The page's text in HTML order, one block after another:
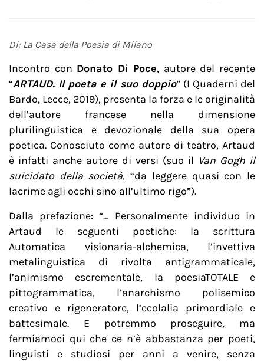
Di: La Casa della Poesia di Milano
Incontro con Donato Di Poce, autore del recente
“ARTAUD. Il poeta e il suo doppio” (I Quaderni del
Bardo, Lecce, 2019), presenta la forza e le originalità
dell’autore francese nella dimensione
plurilinguistica e devozionale della sua opera
poetica. Conosciuto come autore di teatro, Artaud
è infatti anche autore di versi (suo il Van Gogh il
suicidato della società, “da leggere quasi con le
lacrime agli occhi sino all’ultimo rigo”).
Dalla prefazione: “… Personalmente individuo in
Artaud le seguenti poetiche: la scrittura
Automatica visionaria-alchemica, l’invettiva
metalinguistica di rivolta antigrammaticale,
l’animismo escrementale, la poesiaTOTALE e
pittogrammatica, l’anarchismo polisemico
creativo e rigeneratore, l’ecolalia primordiale e
battesimale. E potremmo proseguire, ma
fermiamoci qui che ce n’è abbastanza per poeti,
linguisti e studiosi per anni a venire, senza